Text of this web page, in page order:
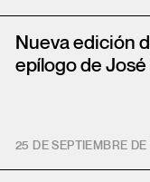
Nueva edición
epílogo de José
25 DE SEPTIEMBRE